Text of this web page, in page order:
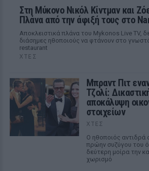
Στη Μύκονο Νικόλ Κίντμαν και
Πλάνα από την άφιξή τους στο
Αποκλειστικά πλάνα του Mykonos Live TV,
διάσημες ηθοποιούς να φτάνουν στο
restaurant
ΧΤΕΣ
Μπραντ Πιτ
Τζολί:
αποκάλυψη
στοιχείων
ΧΤΕΣ
Ο ηθοποιός αντιδρά
πρώην συζύγου του
δεύτερη μοίρα την
χωρισμό